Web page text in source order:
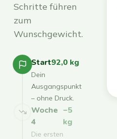
Schritte führen
zum
Wunschgewicht.
Start92,0 kg
Dein
Ausgangspunkt
– ohne Druck.
Woche
4
−5
kg
Die ersten